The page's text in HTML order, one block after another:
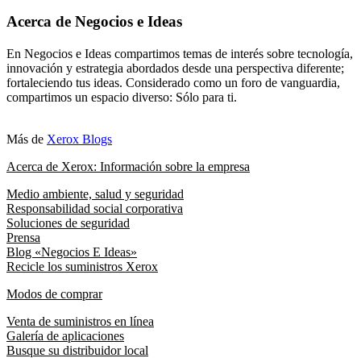
Acerca de Negocios e Ideas
En Negocios e Ideas compartimos temas de interés sobre tecnología,
innovación y estrategia abordados desde una perspectiva diferente;
fortaleciendo tus ideas. Considerado como un foro de vanguardia,
compartimos un espacio diverso: Sólo para ti.
Más de Xerox Blogs
Acerca de Xerox: Información sobre la empresa
Medio ambiente, salud y seguridad
Responsabilidad social corporativa
Soluciones de seguridad
Prensa
Blog «Negocios E Ideas»
Recicle los suministros Xerox
Modos de comprar
Venta de suministros en línea
Galería de aplicaciones
Busque su distribuidor local